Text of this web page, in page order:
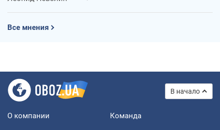
Все мнения
В начало
О компании Команда